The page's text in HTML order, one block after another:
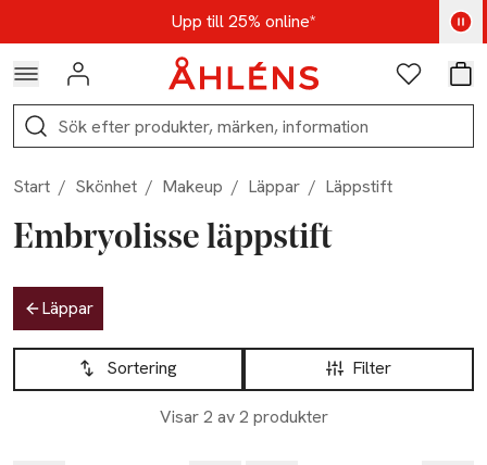
Hoppa till navigationsmenynUpp till 25% online*
Kod: AUG25 - Shoppa nu
Logga in Favoriter
Sök
Start / Skönhet / Makeup / Läppar / Läppstift
Embryolisse läppstift
Hoppa till produktsidan
Läppar
Hoppa till produktsidan
Filter
Sortering
Visar 2 av 2 produkter
Lista över produkter